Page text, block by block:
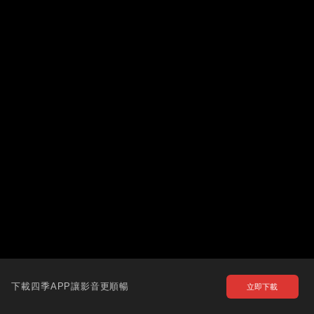
下載四季APP讓影音更順暢 立即下載